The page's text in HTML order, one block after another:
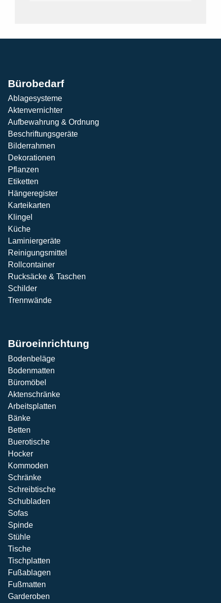
Bürobedarf
Ablagesysteme
Aktenvernichter
Aufbewahrung & Ordnung
Beschriftungsgeräte
Bilderrahmen
Dekorationen
Pflanzen
Etiketten
Hängeregister
Karteikarten
Klingel
Küche
Laminiergeräte
Reinigungsmittel
Rollcontainer
Rucksäcke & Taschen
Schilder
Trennwände
Büroeinrichtung
Bodenbeläge
Bodenmatten
Büromöbel
Aktenschränke
Arbeitsplatten
Bänke
Betten
Buerotische
Hocker
Kommoden
Schränke
Schreibtische
Schubladen
Sofas
Spinde
Stühle
Tische
Tischplatten
Fußablagen
Fußmatten
Garderoben